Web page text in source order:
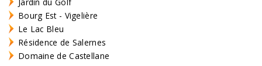
Jardin du Golf
Bourg Est - Vigelière
Le Lac Bleu
Résidence de Salernes
Domaine de Castellane